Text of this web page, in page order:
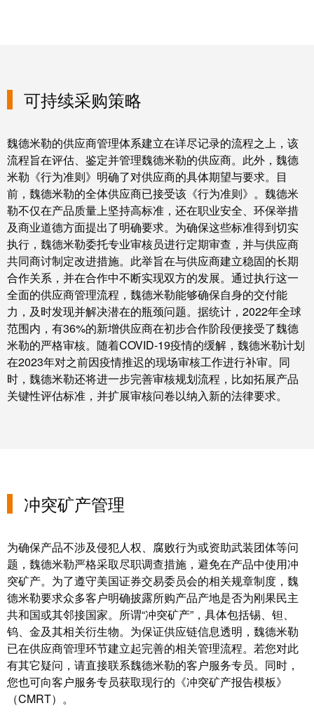
电
器
模
拟
信
号
处
理
电
源
电
子
外
壳
雷
护
场
总
线
分
线
盒
自
闻
持
续
发
展
的
里
程
碑：
魏
德
米
勒
荣
膺
EcoVadis
2021：
德
米
勒
成
绩
卓
著，
销
售
额
可持续采购策略
魏德米勒的供应商管理体系建立在详尽记录的流程之上，该
流程旨在评估、鉴定并管理魏德米勒的供应商。此外，魏德
米勒《行为准则》明确了对供应商的具体期望与要求。目
前，魏德米勒的全体供应商已接受该《行为准则》。魏德米
勒不仅在产品质量上坚持高标准，还在职业安全、环保举措
及商业道德方面提出了明确要求。为确保这些标准得到切实
执行，魏德米勒委托专业审核员进行定期审查，并与供应商
共同商讨制定改进措施。此举旨在与供应商建立稳固的长期
合作关系，并在合作中不断实现双方的发展。通过执行这一
全面的供应商管理流程，魏德米勒能够确保自身的交付能
力，及时发现并解决潜在的瓶颈问题。据统计，2022年全球
范围内，有36%的新增供应商在初步合作阶段便接受了魏德
米勒的严格审核。随着COVID-19疫情的缓解，魏德米勒计划
在2023年对之前因疫情推迟的现场审核工作进行补审。同
时，魏德米勒还将进一步完善审核规划流程，比如拓展产品
关键性评估标准，并扩展审核问卷以纳入新的法律要求。
冲突矿产管理
为确保产品不涉及侵犯人权、腐败行为或资助武装团体等问
题，魏德米勒严格采取尽职调查措施，避免在产品中使用冲
突矿产。为了遵守美国证券交易委员会的相关规章制度，魏
德米勒要求众多客户明确披露所购产品产地是否为刚果民主
共和国或其邻接国家。所谓“冲突矿产”，具体包括锡、钽、
钨、金及其相关衍生物。为保证供应链信息透明，魏德米勒
已在供应商管理环节建立起完善的相关管理流程。若您对此
有其它疑问，请直接联系魏德米勒的客户服务专员。同时，
您也可向客户服务专员获取现行的《冲突矿产报告模板》
（CMRT）。